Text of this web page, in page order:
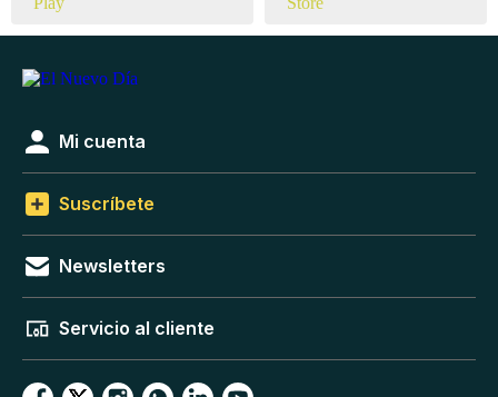
Mi cuenta
Suscríbete
Newsletters
Servicio al cliente